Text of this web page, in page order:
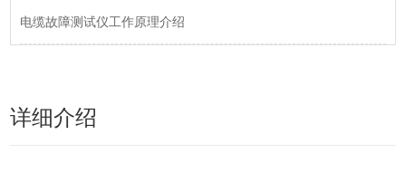
电缆故障测试仪工作原理介绍
详细介绍